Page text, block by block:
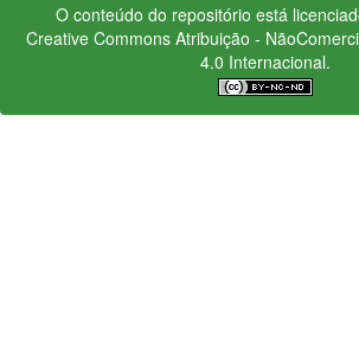
O conteúdo do repositório está
Creative CommonsAtribuição -
4.0 Internacional.